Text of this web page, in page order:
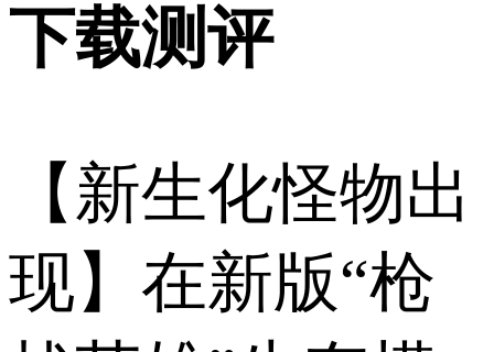
下载测评
【新生化怪物出
现】在新版“枪